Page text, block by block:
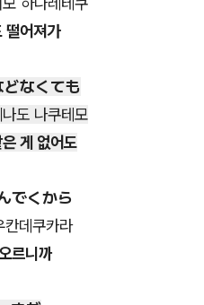
떨어져가
なくても
도 나쿠테모
게 없어도
でくから
칸데쿠카라
르니까